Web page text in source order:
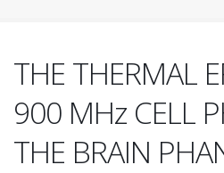
THE THERMAL
900 MHz CELL
THE BRAIN